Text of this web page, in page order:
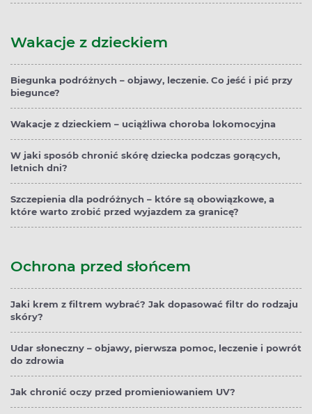
Wakacje z dzieckiem
Biegunka podróżnych – objawy, leczenie. Co jeść i pić przy
biegunce?
Wakacje z dzieckiem – uciążliwa choroba lokomocyjna
W jaki sposób chronić skórę dziecka podczas gorących,
letnich dni?
Szczepienia dla podróżnych – które są obowiązkowe, a
które warto zrobić przed wyjazdem za granicę?
Ochrona przed słońcem
Jaki krem z filtrem wybrać? Jak dopasować filtr do rodzaju
skóry?
Udar słoneczny – objawy, pierwsza pomoc, leczenie i powrót
do zdrowia
Jak chronić oczy przed promieniowaniem UV?